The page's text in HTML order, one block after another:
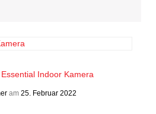
Indoor Kamera
am 25. Februar 2022